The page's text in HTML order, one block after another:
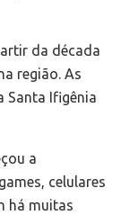
da década
região. As
Santa Ifigênia
a
celulares
há muitas